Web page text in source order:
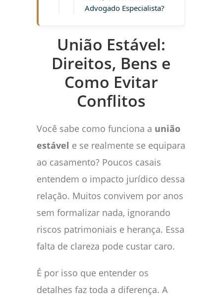
Advogado Especialista?
União Estável:
Direitos, Bens e
Como Evitar
Conflitos
Você sabe como funciona a união
estável e se realmente se equipara
ao casamento? Poucos casais
entendem o impacto jurídico dessa
relação. Muitos convivem por anos
sem formalizar nada, ignorando
riscos patrimoniais e herança. Essa
falta de clareza pode custar caro.
É por isso que entender os
detalhes faz toda a diferença. A